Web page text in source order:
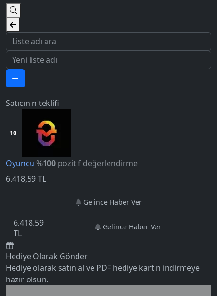
5.0
Satıcının teklifi
10
Oyuncu %100 pozitif değerlendirme
6.418,59TL
Gelince Haber Ver
6,418.59
TL
Gelince Haber Ver
Hediye Olarak Gönder
Hediye olarak satın al ve PDF hediye kartın indirmeye
hazır olsun.